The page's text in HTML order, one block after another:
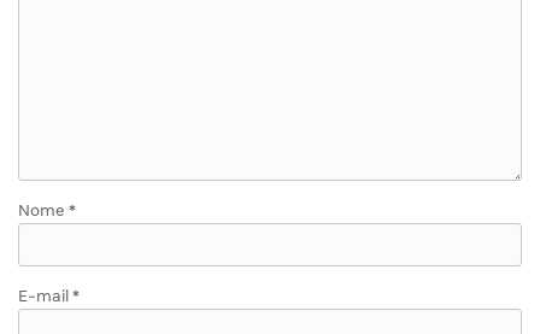
Nome *
E-mail *